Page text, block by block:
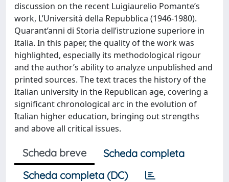
discussion on the recent Luigiaurelio Pomante’s
work, L’Università della Repubblica (1946-1980).
Quarant’anni di Storia dell’istruzione superiore in
Italia. In this paper, the quality of the work was
highlighted, especially its methodological rigour
and the author’s ability to analyze unpublished and
printed sources. The text traces the history of the
Italian university in the Republican age, covering a
significant chronological arc in the evolution of
Italian higher education, bringing out strengths
and above all critical issues.
Scheda breve
Scheda completa
Scheda completa (DC)